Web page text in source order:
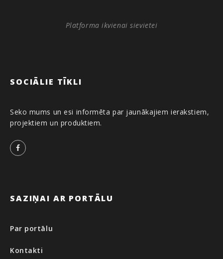
Platforma ikvienai sievietei
SOCIĀLIE TĪKLI
Seko mums un esi informēta par jaunākajiem ierakstiem,
projektiem un produktiem.
SAZIŅAI AR PORTĀLU
Par portālu
Kontakti